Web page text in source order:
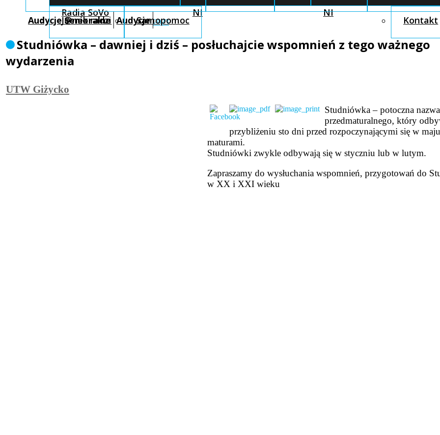
Radia SoVo NI NI
J@nek radzi Samopomoc Kontakt
Audycje Senioralne Audycje 2023
Studniówka – dawniej i dziś – posłuchajcie wspomnień z tego ważnego
wydarzenia
UTW Giżycko
Studniówka – potoczna
przedmaturalnego, który
przybliżeniu sto dni przed rozpoczynającymi się w maju
maturami.
Studniówki zwykle odbywają się w styczniu lub w lutym.
Zapraszamy do wysłuchania wspomnień, przygotowań do
w XX i XXI wieku